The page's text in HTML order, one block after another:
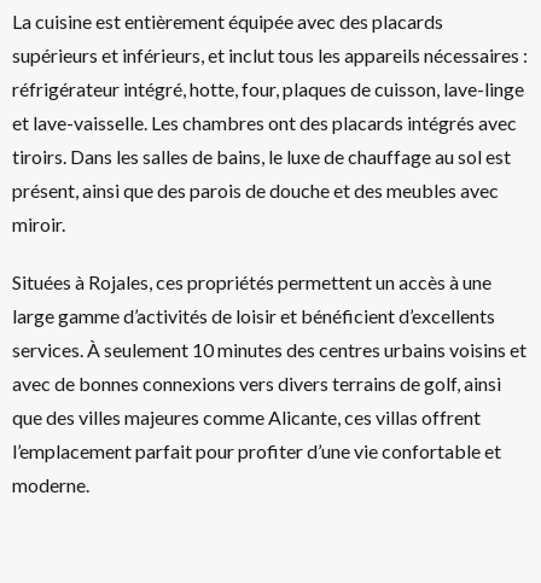
La cuisine est entièrement équipée avec des placards
supérieurs et inférieurs, et inclut tous les appareils nécessaires :
réfrigérateur intégré, hotte, four, plaques de cuisson, lave-linge
et lave-vaisselle. Les chambres ont des placards intégrés avec
tiroirs. Dans les salles de bains, le luxe de chauffage au sol est
présent, ainsi que des parois de douche et des meubles avec
miroir.
Situées à Rojales, ces propriétés permettent un accès à une
large gamme d’activités de loisir et bénéficient d’excellents
services. À seulement 10 minutes des centres urbains voisins et
avec de bonnes connexions vers divers terrains de golf, ainsi
que des villes majeures comme Alicante, ces villas offrent
l’emplacement parfait pour profiter d’une vie confortable et
moderne.